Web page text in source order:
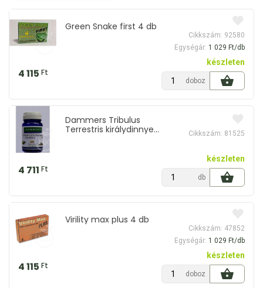
Green Snake first 4 db
Cikkszám: 92580
Egységár: 1 029 Ft/db
4 115 Ft
készleten
doboz
Dammers Tribulus
Terrestris királydinnye
Cikkszám: 81525
4 711 Ft
készleten
db
Virility max plus 4 db
Cikkszám: 47852
Egységár: 1 029 Ft/db
4 115 Ft
készleten
doboz